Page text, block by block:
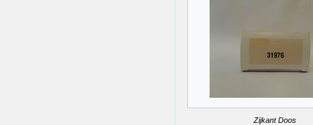
Zijkant Doos